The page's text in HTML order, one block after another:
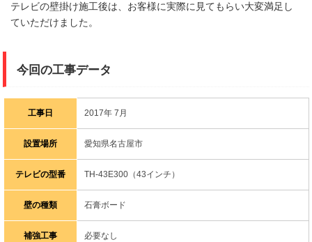
テレビの壁掛け施工後は、お客様に実際に見てもらい大変満足し
ていただけました。
今回の工事データ
工事日 2017年 7月
設置場所 愛知県名古屋市
テレビの型番 TH-43E300（43インチ）
壁の種類 石膏ボード
補強工事 必要なし